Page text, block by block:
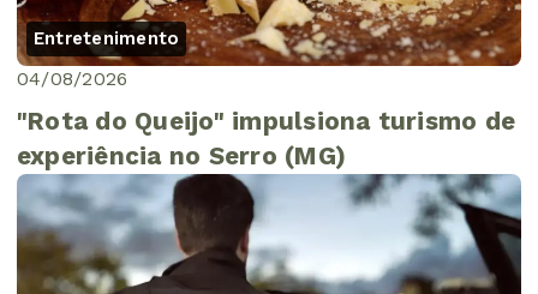
Entretenimento
04/08/2026
"Rota do Queijo" impulsiona turismo de
experiência no Serro (MG)